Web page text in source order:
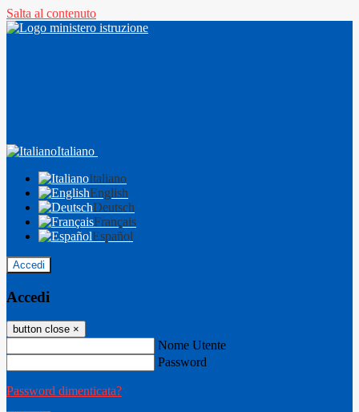
Salta al contenuto
Italiano
Italiano
English
Deutsch
Français
Español
Accedi
Accedi
button close ×
Nome Utente
Password
Password dimenticata?